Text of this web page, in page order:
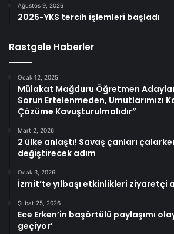
Ağustos 9, 2026
2026-YKS tercih işlemleri başladı
Rastgele Haberler
Ocak 12, 2025
Mülakat Mağduru Öğretmen
Sorun Ertelenmeden, Umutlarımızı
Çözüme Kavuşturulmalıdır”
Mart 2, 2026
2 ülke anlaştı! Savaş çanları
değiştirecek adım
Ocak 3, 2026
İzmit’te yılbaşı etkinlikleri ziyaretçi
Şubat 25, 2026
Ece Erken’in başörtülü paylaşımı
geçiyor’